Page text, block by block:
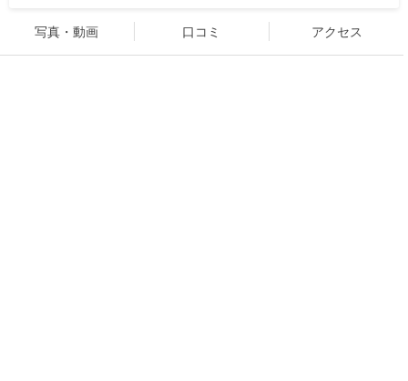
写真・動画 口コミ アクセス